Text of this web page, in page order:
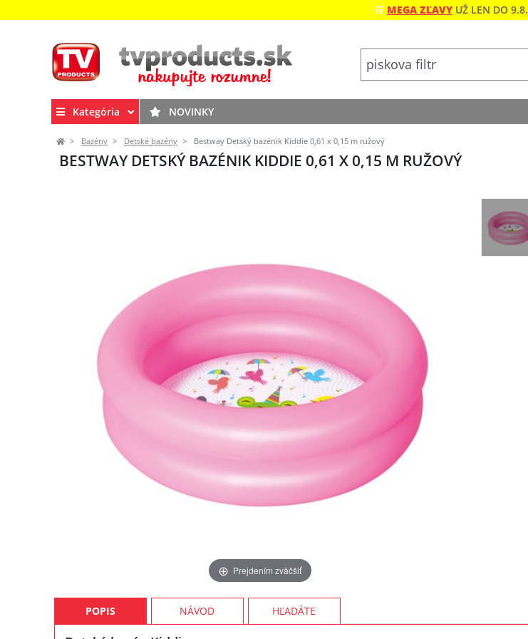
🛒 MEGA ZĽAVY UŽ LEN DO 9.8.
Kategória NOVINKY
Bazény Detské bazény Bestway Detský bazénik Kiddie 0,61 x 0,15 m ružový
BESTWAY DETSKÝ BAZÉNIK KIDDIE 0,61 X 0,15 M RUŽOVÝ
Prejdením zväčšiť
POPIS NÁVOD HĽADÁTE